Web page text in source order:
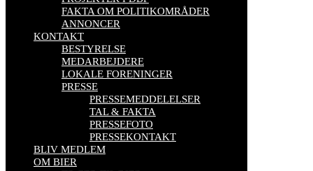
FAKTA OM POLITIKOMRÅDER
ANNONCER
KONTAKT
BESTYRELSE
MEDARBEJDERE
LOKALE FORENINGER
PRESSE
PRESSEMEDDELELSER
TAL & FAKTA
PRESSEFOTO
PRESSEKONTAKT
BLIV MEDLEM
OM BIER